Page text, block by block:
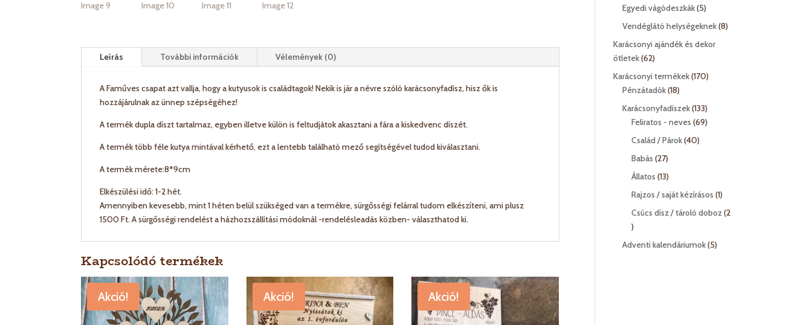
Leírás További információk Vélemények (0)
A Faműves csapat azt vallja, hogy a kutyusok is családtagok! Nekik is jár a névre szóló karácsonyfadísz, hisz ők is
hozzájárulnak az ünnep szépségéhez!
A termék dupla díszt tartalmaz, egyben illetve külön is feltudjátok akasztani a fára a kiskedvenc díszét.
A termék több féle kutya mintával kérhető, ezt a lentebb található mező segítségével tudod kiválasztani.
A termék mérete:8*9cm
Elkészülési idő: 1-2 hét.
Amennyiben kevesebb, mint 1 héten belül szükséged van a termékre, sürgősségi felárral tudom elkészíteni, ami plusz
1500 Ft. A sürgősségi rendelést a házhozszállítási módoknál -rendelésleadás közben- választhatod ki.
Kapcsolódó termékek
Akció! Akció! Akció!
termék
Egyedi vágódeszkák 55
termék
Vendéglátó helységeknek 88
Karácsonyi ajándék és dekor
ötletek 6262
termék
Karácsonyi termékek 170170
Pénzátadók 1818
termék
Karácsonyfadíszek 133133
termék
Feliratos - neves 6969
Család / Párok 4040
Babás 2727
termék
Állatos 1313
termék
Rajzos / saját kézírásos 11
termék
Csúcs dísz / tároló doboz 2
2
termék
Adventi kalendáriumok 55